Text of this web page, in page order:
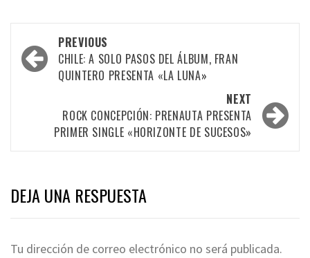
Post
navigation
PREVIOUS
CHILE: A SOLO PASOS DEL ÁLBUM, FRAN
QUINTERO PRESENTA «LA LUNA»
NEXT
ROCK CONCEPCIÓN: PRENAUTA PRESENTA
PRIMER SINGLE «HORIZONTE DE SUCESOS»
DEJA UNA RESPUESTA
Tu dirección de correo electrónico no será publicada.